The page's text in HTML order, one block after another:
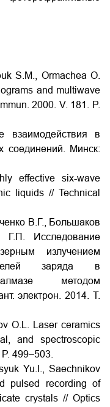
S.M., Ormachea O.
and multiwave
2000. V. 181. P.
взаимодействия в
соединений. Минск:
effective six-wave
liquids // Technical
В.Г., Большаков
Исследование
излучением
заряда в
алмазе методом
электрон. 2014. Т.
O.L. Laser ceramics
and spectroscopic
499–503.
Yu.I., Saechnikov
pulsed recording of
crystals // Optics